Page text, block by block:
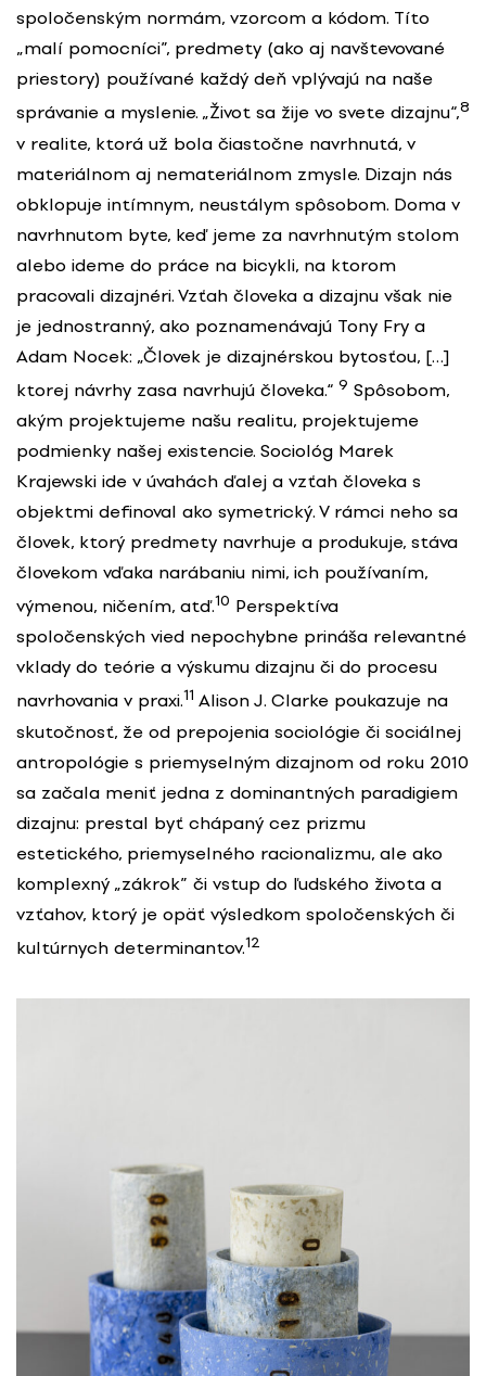
spoločenským normám, vzorcom a kódom. Títo
„malí pomocníci”, predmety (ako aj navštevované
priestory) používané každý deň vplývajú na naše
správanie a myslenie. „Život sa žije vo svete dizajnu“,8
v realite, ktorá už bola čiastočne navrhnutá, v
materiálnom aj nemateriálnom zmysle. Dizajn nás
obklopuje intímnym, neustálym spôsobom. Doma v
navrhnutom byte, keď jeme za navrhnutým stolom
alebo ideme do práce na bicykli, na ktorom
pracovali dizajnéri. Vzťah človeka a dizajnu však nie
je jednostranný, ako poznamenávajú Tony Fry a
Adam Nocek: „Človek je dizajnérskou bytosťou, […]
ktorej návrhy zasa navrhujú človeka.“ 9 Spôsobom,
akým projektujeme našu realitu, projektujeme
podmienky našej existencie. Sociológ Marek
Krajewski ide v úvahách ďalej a vzťah človeka s
objektmi definoval ako symetrický. V rámci neho sa
človek, ktorý predmety navrhuje a produkuje, stáva
človekom vďaka narábaniu nimi, ich používaním,
výmenou, ničením, atď.10 Perspektíva
spoločenských vied nepochybne prináša relevantné
vklady do teórie a výskumu dizajnu či do procesu
navrhovania v praxi.11 Alison J. Clarke poukazuje na
skutočnosť, že od prepojenia sociológie či sociálnej
antropológie s priemyselným dizajnom od roku 2010
sa začala meniť jedna z dominantných paradigiem
dizajnu: prestal byť chápaný cez prizmu
estetického, priemyselného racionalizmu, ale ako
komplexný „zákrok” či vstup do ľudského života a
vzťahov, ktorý je opäť výsledkom spoločenských či
kultúrnych determinantov.12